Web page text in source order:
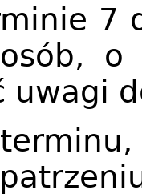
7
uwagi